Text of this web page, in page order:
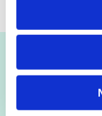
Ev.-luth.
Bastfelder
05251/5002-